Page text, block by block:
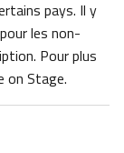
pays. Il y
les non-
Pour plus
on Stage.